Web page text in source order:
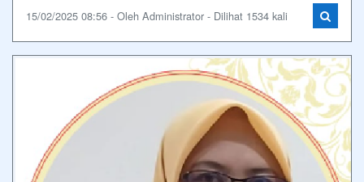
15/02/2025 08:56 - Oleh Administrator - Dilihat 1534 kali